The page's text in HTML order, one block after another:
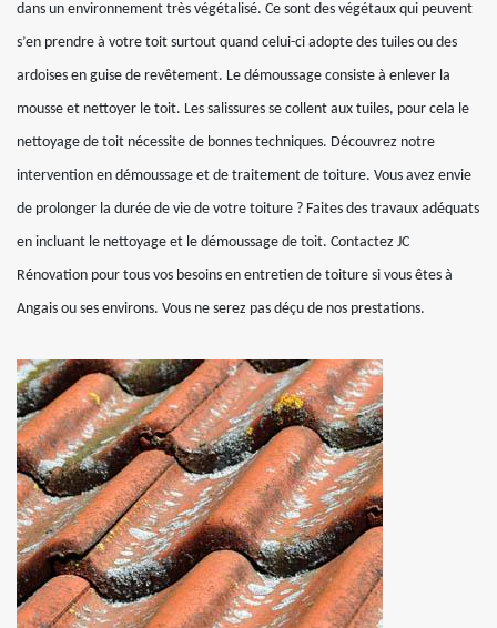
dans un environnement très végétalisé. Ce sont des végétaux qui peuvent
s’en prendre à votre toit surtout quand celui-ci adopte des tuiles ou des
ardoises en guise de revêtement. Le démoussage consiste à enlever la
mousse et nettoyer le toit. Les salissures se collent aux tuiles, pour cela le
nettoyage de toit nécessite de bonnes techniques. Découvrez notre
intervention en démoussage et de traitement de toiture. Vous avez envie
de prolonger la durée de vie de votre toiture ? Faites des travaux adéquats
en incluant le nettoyage et le démoussage de toit. Contactez JC
Rénovation pour tous vos besoins en entretien de toiture si vous êtes à
Angais ou ses environs. Vous ne serez pas déçu de nos prestations.